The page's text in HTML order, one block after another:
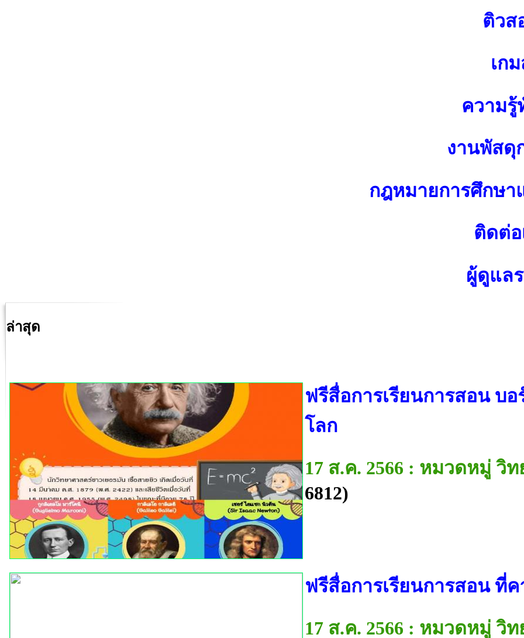
ติวส
เก
ความรู้
งานพัสดุ
กฎหมายการศึกษ
ติดต่อ
ผู้ดูแล
ล่าสุด
ฟรีสื่อการเรียนการสอน บ
โลก
17 ส.ค. 2566 : หมวดหมู่ วิ
6812)
ฟรีสื่อการเรียนการสอน ที่
17 ส.ค. 2566 : หมวดหมู่ วิ